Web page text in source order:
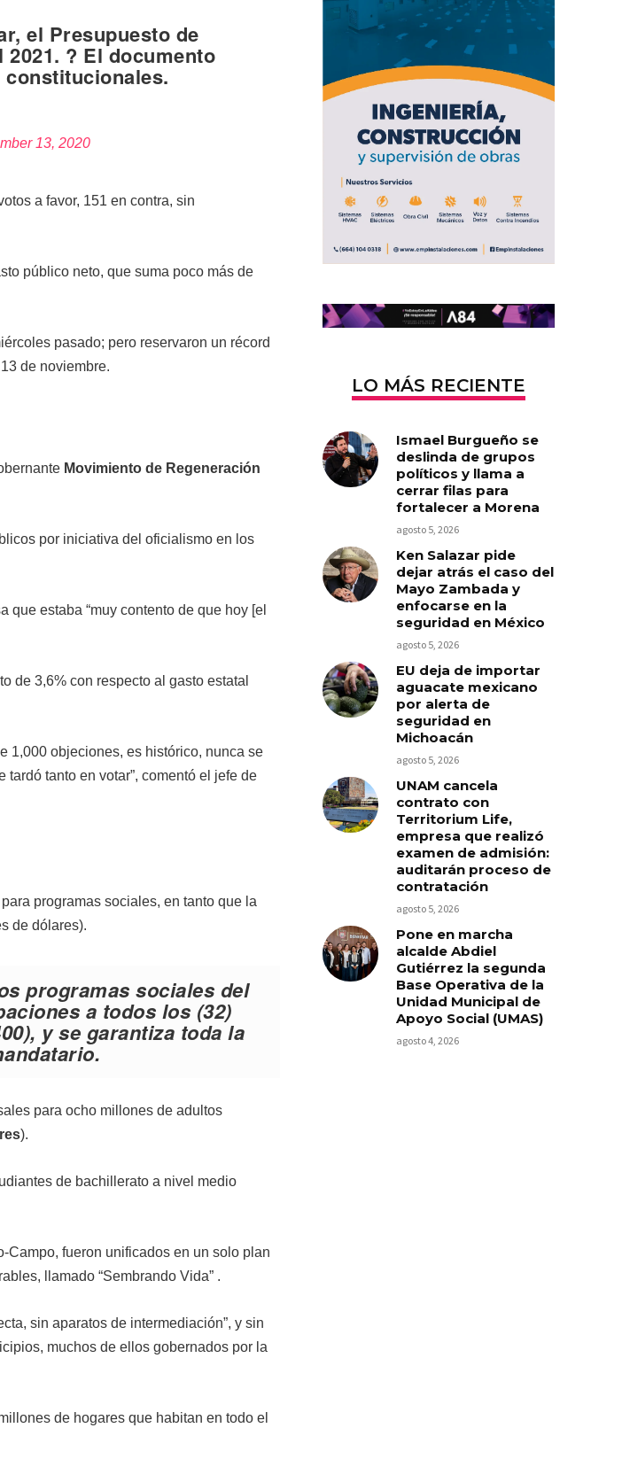
el Presupuesto de
? El documento
13, 2020
a favor, 151 en contra, sin
público neto, que suma poco más de
pasado; pero reservaron un récord
de noviembre.
Movimiento de Regeneración
por iniciativa del oficialismo en los
que estaba “muy contento de que hoy [el
de 3,6% con respecto al gasto estatal
1,000 objeciones, es histórico, nunca se
tanto en votar”, comentó el jefe de
programas sociales, en tanto que la
de dólares).
programas sociales del
a todos los (32)
y se garantiza toda la
para ocho millones de adultos
).
de bachillerato a nivel medio
Campo, fueron unificados en un solo plan
llamado “Sembrando Vida” .
sin aparatos de intermediación”, y sin
muchos de ellos gobernados por la
de hogares que habitan en todo el
LO MÁS RECIENTE
Ismael Burgueño se
deslinda de grupos
políticos y llama a
cerrar filas para
fortalecer a Morena
agosto 5, 2026
Ken Salazar pide
dejar atrás el caso del
Mayo Zambada y
enfocarse en la
seguridad en México
agosto 5, 2026
EU deja de importar
aguacate mexicano
por alerta de
seguridad en
Michoacán
agosto 5, 2026
UNAM cancela
contrato con
Territorium Life,
empresa que realizó
examen de admisión:
auditarán proceso de
contratación
agosto 5, 2026
Pone en marcha
alcalde Abdiel
Gutiérrez la segunda
Base Operativa de la
Unidad Municipal de
Apoyo Social (UMAS)
agosto 4, 2026